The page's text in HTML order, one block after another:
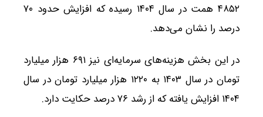
۴۸۵۲ همت در سال ۱۴۰۴ رسیده که افزایش حدود ۷۰
درصد را نشان می‌دهد.
در این بخش هزینه‌های سرمایه‌ای نیز ۶۹۱ هزار میلیارد
تومان در سال ۱۴۰۳ به ۱۲۲۰ هزار میلیارد تومان در سال
۱۴۰۴ افزایش یافته که از رشد ۷۶ درصد حکایت دارد.